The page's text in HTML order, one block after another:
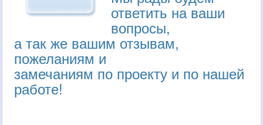
ответить на ваши
вопросы,
а так же вашим отзывам,
пожеланиям и
замечаниям по проекту и по нашей
работе!